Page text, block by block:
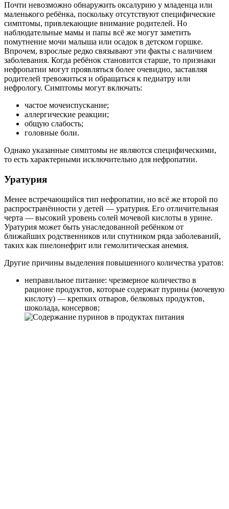
Почти невозможно обнаружить оксалурию у младенца или
маленького ребёнка, поскольку отсутствуют специфические
симптомы, привлекающие внимание родителей. Но
наблюдательные мамы и папы всё же могут заметить
помутнение мочи малыша или осадок в детском горшке.
Впрочем, взрослые редко связывают эти факты с наличием
заболевания. Когда ребёнок становится старше, то признаки
нефропатии могут проявляться более очевидно, заставляя
родителей тревожиться и обращаться к педиатру или
нефрологу. Симптомы могут включать:
частое мочеиспускание;
аллергические реакции;
общую слабость;
головные боли.
Однако указанные симптомы не являются специфическими,
то есть характерными исключительно для нефропатии.
Уратурия
Менее встречающийся тип нефропатии, но всё же второй по
распространённости у детей — уратурия. Его отличительная
черта — высокий уровень солей мочевой кислоты в урине.
Уратурия может быть унаследованной ребёнком от
ближайших родственников или спутником ряда заболеваний,
таких как пиелонефрит или гемолитическая анемия.
Другие причины выделения повышенного количества уратов:
неправильное питание: чрезмерное количество в
рационе продуктов, которые содержат пурины (мочевую
кислоту) — крепких отваров, белковых продуктов,
шоколада, консервов;